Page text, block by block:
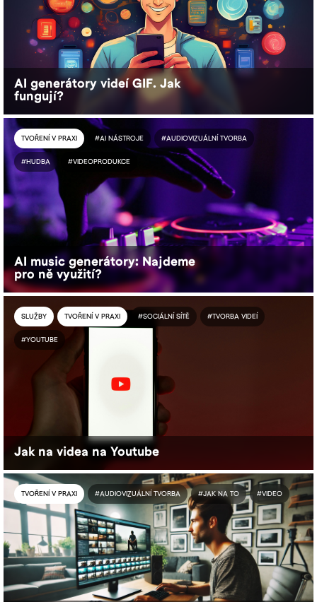
AI generátory videí GIF. Jak
fungují?
TVOŘENÍ V PRAXI #AI NÁSTROJE #AUDIOVIZUÁLNÍ TVORBA
#HUDBA #VIDEOPRODUKCE
AI music generátory: Najdeme
pro ně využití?
SLUŽBY TVOŘENÍ V PRAXI #SOCIÁLNÍ SÍTĚ #TVORBA VIDEÍ
#YOUTUBE
Jak na videa na Youtube
TVOŘENÍ V PRAXI #AUDIOVIZUÁLNÍ TVORBA #JAK NA TO #VIDEO